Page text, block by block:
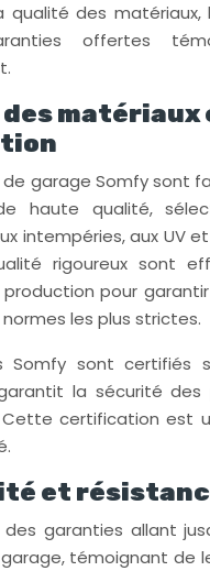
qualité des
offertes
matériaux
de garage Somfy sont
haute qualité,
intempéries, aux UV
rigoureux sont
pour
les plus strictes.
Somfy sont certifiés
garantit la sécurité
Cette certification est
et
garanties allant
témoignant de